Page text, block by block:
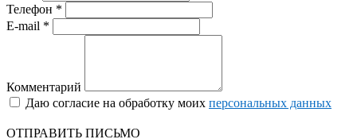
Телефон *
E-mail *
Комментарий
Даю согласие на обработку моих персональных данных
ОТПРАВИТЬ ПИСЬМО